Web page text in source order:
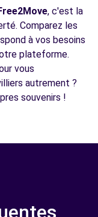
, c'est la
Comparez les
à vos besoins
plateforme.
vous
autrement ?
souvenirs !